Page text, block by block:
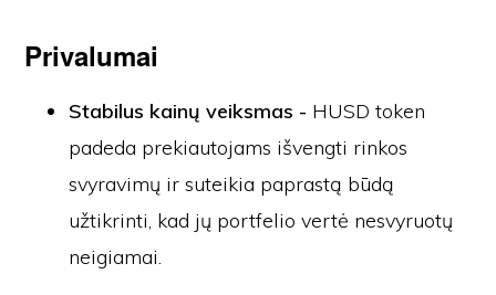
Privalumai
Stabilus kainų veiksmas - HUSD token
padeda prekiautojams išvengti rinkos
svyravimų ir suteikia paprastą būdą
užtikrinti, kad jų portfelio vertė nesvyruotų
neigiamai.